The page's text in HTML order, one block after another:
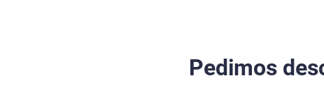
Pedimos